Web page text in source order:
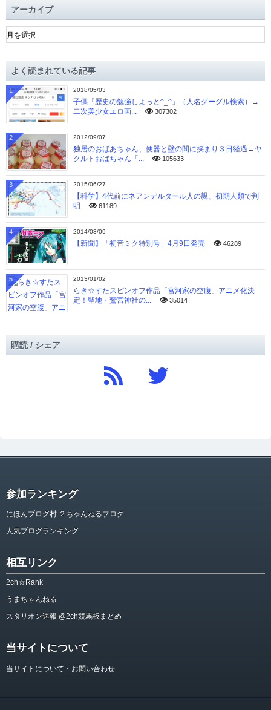
アーカイブ
ア
ー
ブよく読まれている記事
2018/05/03
子供「歴史の勉強しよっと^_^」（人名グーグル検索）→
二次美少女エロ画...
307302
1
2012/09/07
独居のおばあちゃん、便器と壁の間に挟まり３日経過→ヤ
クルトおばちゃん「...
105633
2
2015/06/27
【科学】4代前にネアンデルタール人の親、初期人類で判
明
61189
3
2014/03/09
【新聞】「初音ミク特別号」4月9日発売 46289
4
2013/01/02
らき☆すたスピンオフ作品「宮河家の空腹」アニメ化決
定！聖地・鷲宮神社の...
35014
5
購読 / シェア
参加ランキング
にほんブログ村 ２ちゃんねるブログ
人気ブログランキング
相互リンク
2ch☆Rank
うまちゃんねる
スタリオン速報 @2ch競馬板まとめ
当サイトについて
当サイトについて・お問い合わせ